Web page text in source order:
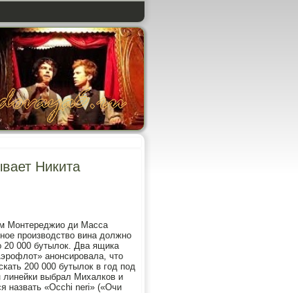
Никита
Монтереджио ди Масса
производство вина должно
20 000 бутылок. Два ящика
анонсировала, что
200 000 бутылок в год под
линейки выбрал Михалков и
назвать «Occhi neri» («Очи